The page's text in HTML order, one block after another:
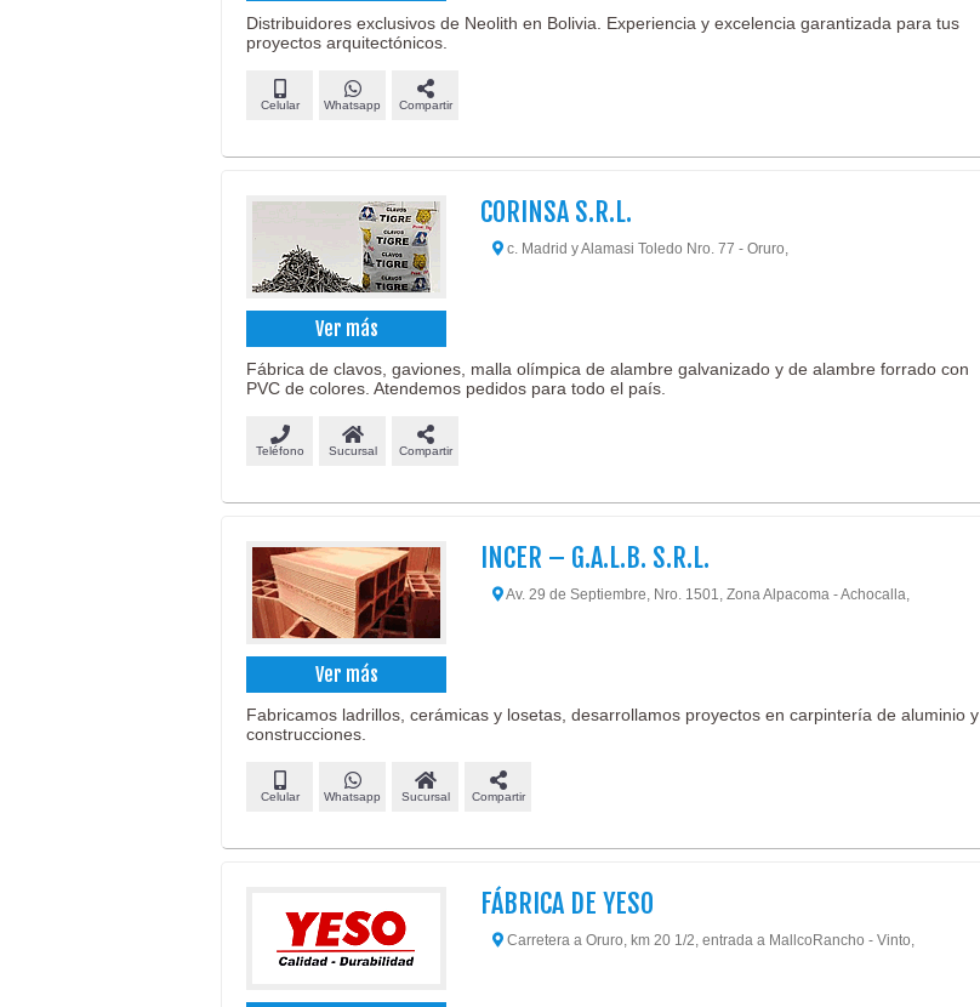
Distribuidores exclusivos de Neolith en Bolivia. Experiencia y excelencia garantizada para tus
proyectos arquitectónicos.
Celular Whatsapp Compartir
Ver más
CORINSA S.R.L.
c. Madrid y Alamasi Toledo Nro. 77 - Oruro,
Fábrica de clavos, gaviones, malla olímpica de alambre galvanizado y de alambre forrado con
PVC de colores. Atendemos pedidos para todo el país.
Teléfono Sucursal Compartir
Ver más
INCER – G.A.L.B. S.R.L.
Av. 29 de Septiembre, Nro. 1501, Zona Alpacoma - Achocalla,
Fabricamos ladrillos, cerámicas y losetas, desarrollamos proyectos en carpintería de aluminio y
construcciones.
Celular Whatsapp Sucursal Compartir
FÁBRICA DE YESO
Carretera a Oruro, km 20 1/2, entrada a MallcoRancho - Vinto,